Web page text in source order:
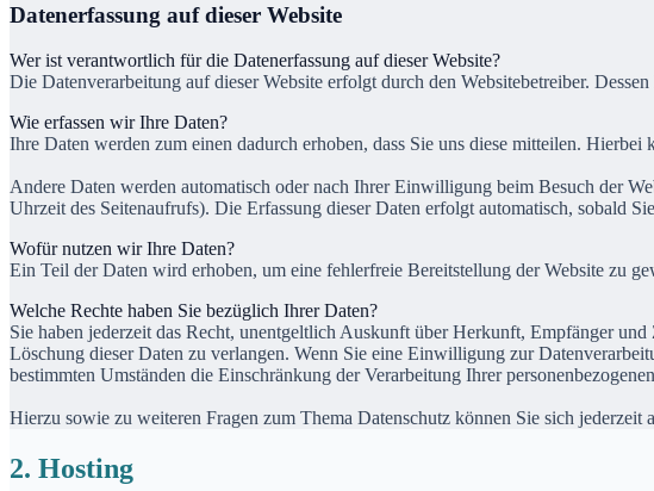
Datenerfassung auf dieser Website
Wer ist verantwortlich für die Datenerfassung auf dieser Website?
Die Datenverarbeitung auf dieser Website erfolgt durch den Websitebetreiber.
Wie erfassen wir Ihre Daten?
Ihre Daten werden zum einen dadurch erhoben, dass Sie uns diese mitteilen.
Andere Daten werden automatisch oder nach Ihrer Einwilligung beim Besuch der
Uhrzeit des Seitenaufrufs). Die Erfassung dieser Daten erfolgt automatisch, sobald
Wofür nutzen wir Ihre Daten?
Ein Teil der Daten wird erhoben, um eine fehlerfreie Bereitstellung der Website zu
Welche Rechte haben Sie bezüglich Ihrer Daten?
Sie haben jederzeit das Recht, unentgeltlich Auskunft über Herkunft, Empfänger
Löschung dieser Daten zu verlangen. Wenn Sie eine Einwilligung zur
bestimmten Umständen die Einschränkung der Verarbeitung Ihrer
Hierzu sowie zu weiteren Fragen zum Thema Datenschutz können Sie sich jederzeit
2. Hosting